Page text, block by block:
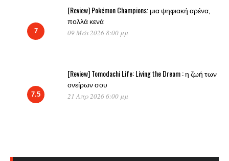
7
[Review] Pokémon Champions: μια ψηφιακή αρένα,
πολλά κενά
09 Μάι 2026 8:00 μμ
7.5
[Review] Tomodachi Life: Living the Dream : η ζωή των
ονείρων σου
21 Απρ 2026 6:00 μμ